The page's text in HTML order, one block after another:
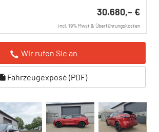
30.680,– €
incl. 19% Mwst & Überführungskosten
Wir rufen Sie an
Fahrzeugexposé (PDF)